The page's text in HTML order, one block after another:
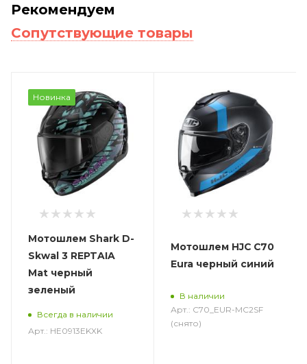
Рекомендуем
Сопутствующие товары
Новинка
Мотошлем Shark D-
Skwal 3 REPTAIA
Mat черный
зеленый
Всегда в наличии
Арт.: HE0913EKXK
Мотошлем HJC C70
Eura черный синий
В наличии
Арт.: C70_EUR-MC2SF
(снято)